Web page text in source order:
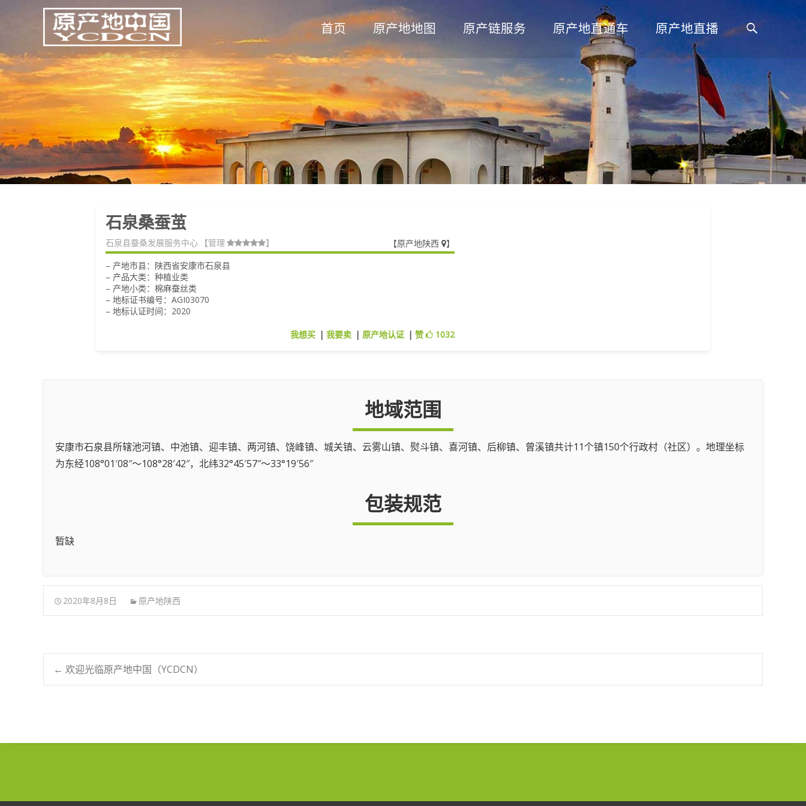
Skip to content
首页
原产地地图 原产链服务 原产地直通车 原产地直播
搜
石泉桑蚕茧
石泉县蚕桑发展服务中心 【管理 】 【原产地陕西 】
– 产地市县：陕西省安康市石泉县
– 产品大类：种植业类
– 产地小类：棉麻蚕丝类
– 地标证书编号：AGI03070
– 地标认证时间：2020
我想买 |我要卖 | 原产地认证 |赞 1032
地域范围
安康市石泉县所辖池河镇、中池镇、迎丰镇、两河镇、饶峰镇、城关镇、云雾山镇、熨斗镇、喜河镇、后柳镇、曾溪镇共计11个镇150个行政村（社区）。地理坐标
为东经108°01′08″～108°28′42″，北纬32°45′57″～33°19′56″
包装规范
暂缺
2020年8月8日 原产地陕西
← 欢迎光临原产地中国（YCDCN）